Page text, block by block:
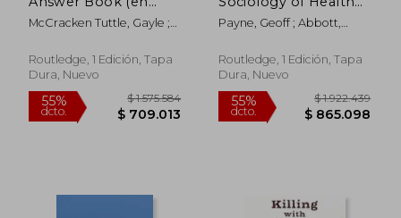
55%
Inglés)
McCracken Tuttle, Gayle ;
Routledge, 1 Edición, Tapa
Dura, Nuevo
(en Inglés)
Payne, Geoff ; Abbott,
Routledge, 1 Edición, Tapa
Dura, Nuevo